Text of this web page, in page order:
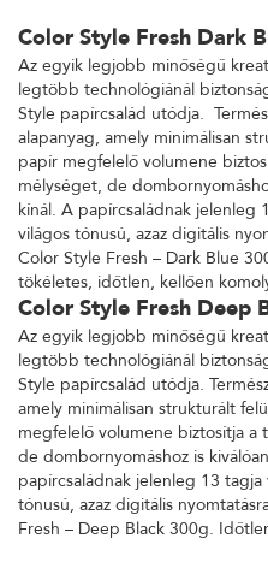
Color Style Fresh Dark
Az egyik legjobb minőségű
legtöbb technológiánál
Style papírcsalád utódja.
alapanyag, amely minimálisan
papír megfelelő volumene
mélységet, de
kínál. A papírcsaládnak jelenleg
világos tónusú, azaz digitális
Color Style Fresh – Dark Blue
tökéletes, időtlen, kellően
Color Style Fresh Deep
Az egyik legjobb minőségű
legtöbb technológiánál
Style papírcsalád utódja.
amely minimálisan strukturált
megfelelő volumene biztosítja
de dombornyomáshoz is
papírcsaládnak jelenleg 13
tónusú, azaz digitális
Fresh – Deep Black 300g.